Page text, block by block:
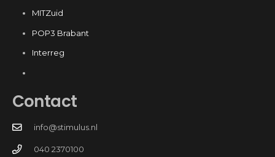
MITZuid
POP3 Brabant
Interreg
Contact
info@stimulus.nl
040 2370100